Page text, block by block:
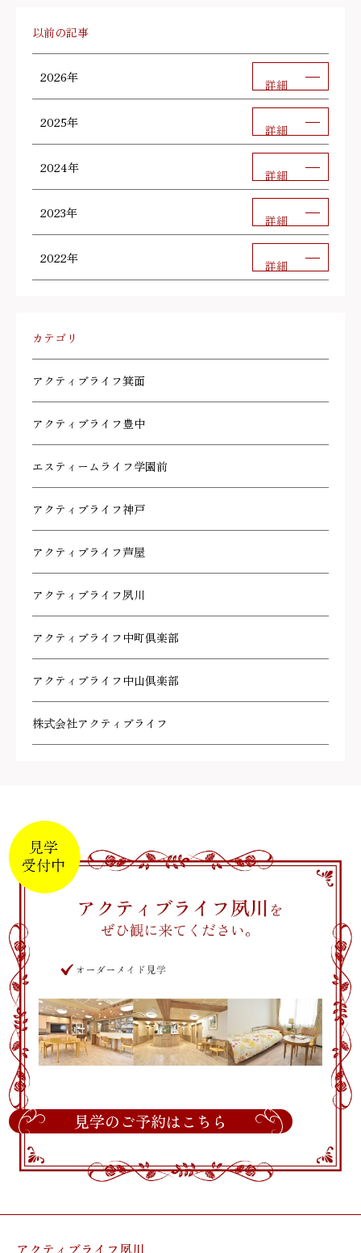
以前の記事
2026年 詳細
2025年 詳細
2024年 詳細
2023年 詳細
2022年 詳細
カテゴリ
アクティブライフ箕面
アクティブライフ豊中
エスティームライフ学園前
アクティブライフ神戸
アクティブライフ芦屋
アクティブライフ夙川
アクティブライフ中町倶楽部
アクティブライフ中山倶楽部
株式会社アクティブライフ
見学のご予約はこちら